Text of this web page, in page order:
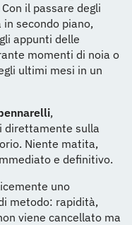
il passare degli
secondo piano,
appunti delle
momenti di noia o
ultimi mesi in un
,
direttamente sulla
Niente matita,
e definitivo.
uno
metodo: rapidità,
viene cancellato ma